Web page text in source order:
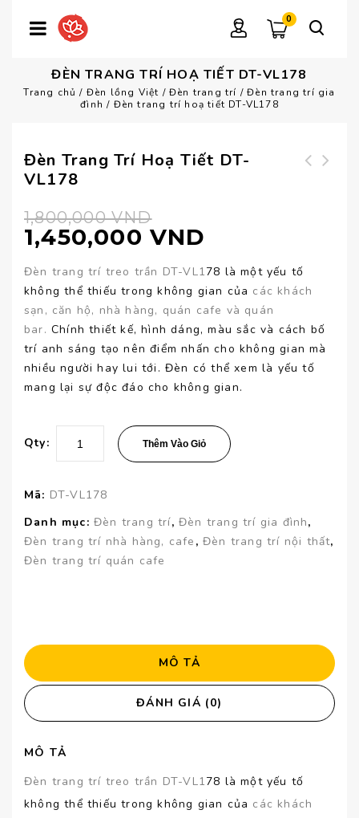
0
ĐÈN TRANG TRÍ HOẠ TIẾT DT-VL178
Trang chủ / Đèn lồng Việt / Đèn trang trí /Đèn trang trí gia
đình / Đèn trang trí hoạ tiết DT-VL178
Đèn Trang Trí Hoạ Tiết DT-
VL178
1,800,000VND
1,450,000 VND
Đèn trang trí treo trần DT-VL178 là một yếu tố
không thể thiếu trong không gian của các khách
sạn, căn hộ, nhà hàng, quán cafe và quán
bar. Chính thiết kế, hình dáng, màu sắc và cách bố
trí anh sáng tạo nên điểm nhấn cho không gian mà
nhiều người hay lui tới. Đèn có thể xem là yếu tố
mang lại sự độc đáo cho không gian.
Qty: Thêm Vào Giỏ
Mã: DT-VL178
Danh mục: Đèn trang trí,Đèn trang trí gia đình,
Đèn trang trí nhà hàng, cafe ,Đèn trang trí nội thất,
Đèn trang trí quán cafe
MÔ TẢ
ĐÁNH GIÁ (0)
MÔ TẢ
Đèn trang trí treo trần DT-VL178 là một yếu tố
không thể thiếu trong không gian của các khách